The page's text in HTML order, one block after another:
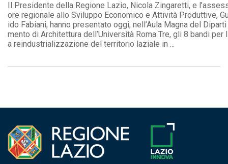
Il Presidente della Regione Lazio, Nicola Zingaretti, e
ore regionale allo Sviluppo Economico e Attività Produttive,
ido Fabiani, hanno presentato oggi, nell’Aula Magna del Diparti
mento di Architettura dell’Università Roma Tre, gli 8 bandi per l
a reindustrializzazione del territorio laziale in ...